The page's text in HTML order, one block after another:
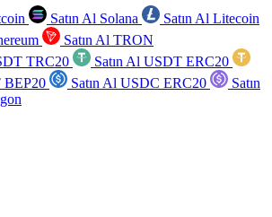
Satın Al Solana
Satın Al Litecoin
Satın Al TRON
TRC20
Satın Al USDT ERC20
BEP20
Satın Al USDC ERC20
Satın